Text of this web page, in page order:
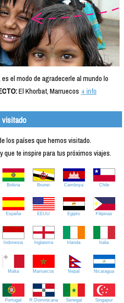
el modo de agradecerle al mundo lo
El Khorbat, Marruecos + info
visitado
los países que hemos visitado.
que te inspire para tus próximos viajes.
Bolivia Brunei Camboya Chile
España EEUU Egipto Filipinas
Indonesia Inglaterra Irlanda Italia
Malta Marruecos Nepal Nicaragua
Portugal R.Dominicana Senegal Singapur